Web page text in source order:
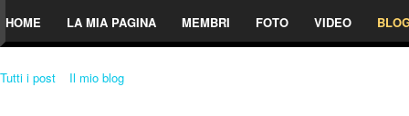
HOME LA MIA PAGINA MEMBRI FOTO VIDEO
Tutti i post Il mio blog